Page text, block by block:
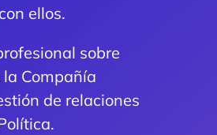
ellos.
sobre
Compañía
de relaciones